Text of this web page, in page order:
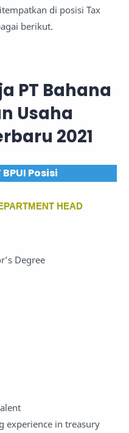
di posisi Tax
berikut.
PT Bahana
Usaha
2021
Posisi
HEAD
Degree
experience in treasury